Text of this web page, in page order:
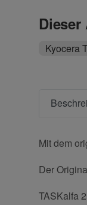
Kyocera
Mit dem
Der
TASKalfa